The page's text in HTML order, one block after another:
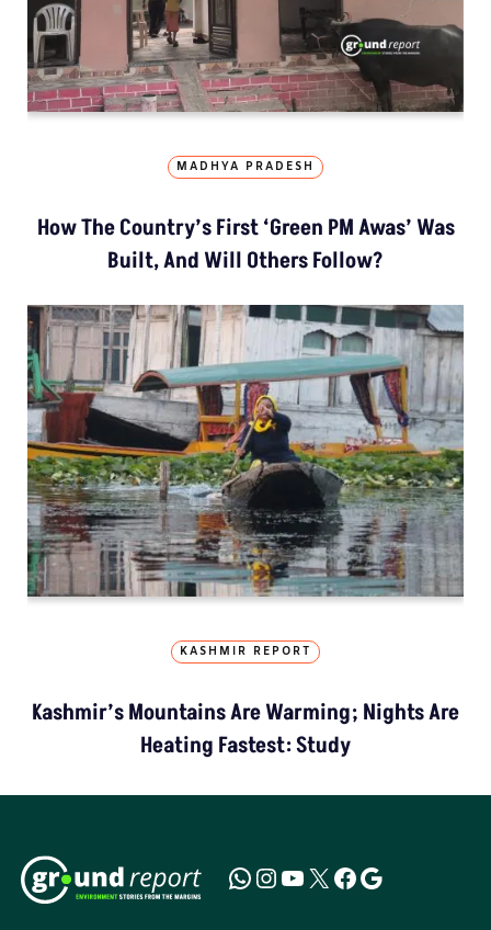
MADHYA PRADESH
How The Country’s First ‘Green PM Awas’ Was
Built, And Will Others Follow?
KASHMIR REPORT
Kashmir’s Mountains Are Warming; Nights Are
Heating Fastest: Study